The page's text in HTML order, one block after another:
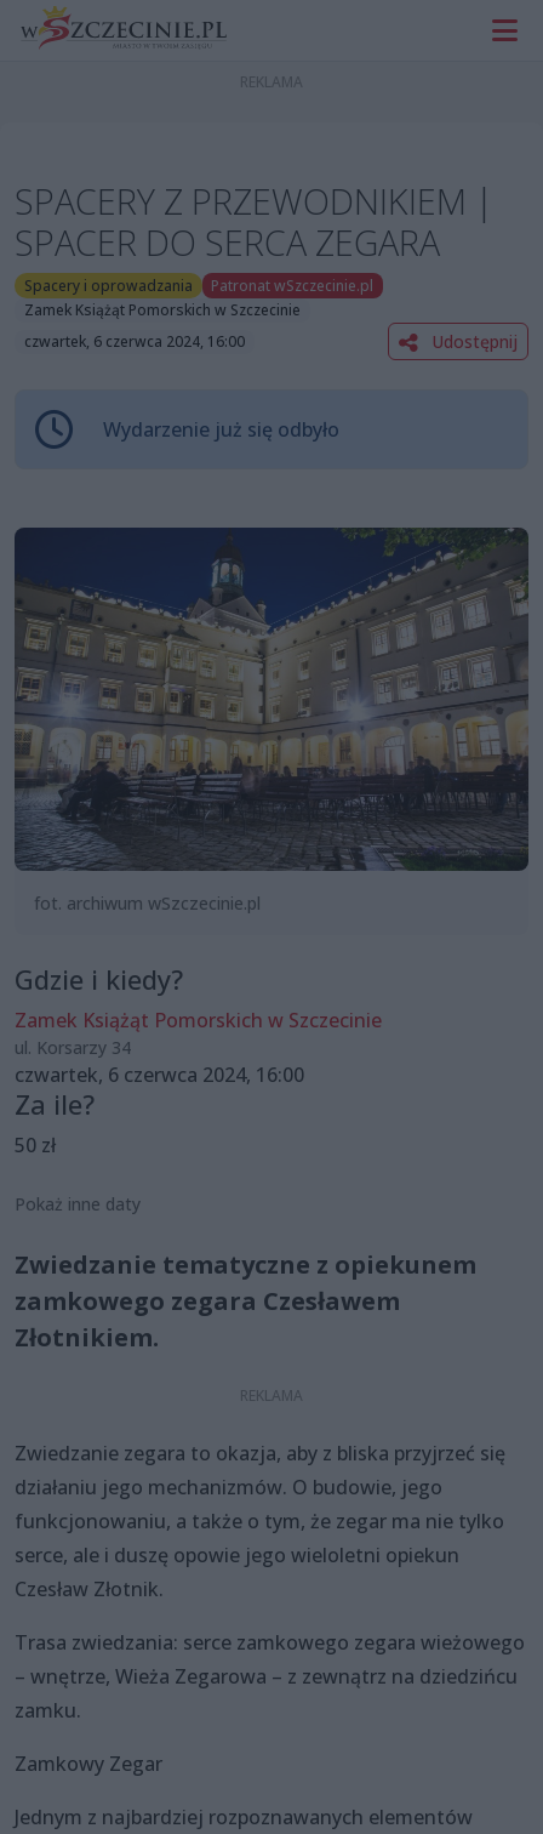
SPACERY Z PRZEWODNIKIEM |
SPACER DO SERCA ZEGARA
Spacery i oprowadzania
Patronat wSzczecinie.pl
Zamek Książąt Pomorskich w Szczecinie
czwartek, 6 czerwca 2024, 16:00
Udostępnij
Wydarzenie już się odbyło
fot. archiwum wSzczecinie.pl
Gdzie i kiedy?
Zamek Książąt Pomorskich w Szczecinie
ul. Korsarzy 34
czwartek, 6 czerwca 2024, 16:00
Za ile?
50 zł
Pokaż inne daty
Zwiedzanie tematyczne z opiekunem
zamkowego zegara Czesławem
Złotnikiem.
Zwiedzanie zegara to okazja, aby z bliska przyjrzeć się
działaniu jego mechanizmów. O budowie, jego
funkcjonowaniu, a także o tym, że zegar ma nie tylko
serce, ale i duszę opowie jego wieloletni opiekun
Czesław Złotnik.
Trasa zwiedzania: serce zamkowego zegara wieżowego
– wnętrze, Wieża Zegarowa – z zewnątrz na dziedzińcu
zamku.
Zamkowy Zegar
Jednym z najbardziej rozpoznawanych elementów